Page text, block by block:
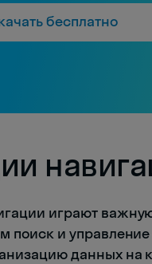
бесплатно
играют
поиск и
данных на